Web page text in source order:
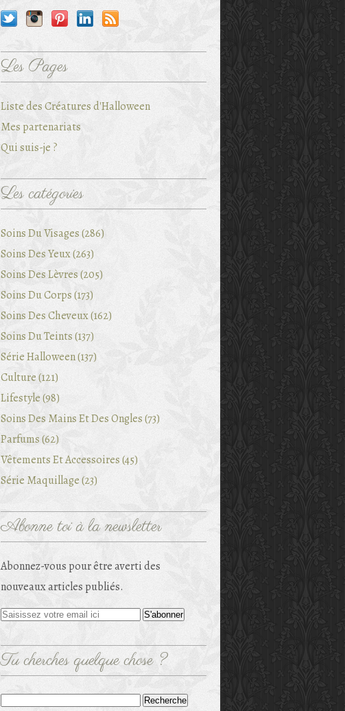
Les Pages
Liste des Créatures d'Halloween
Mes partenariats
Qui suis-je ?
Les catégories
Soins Du Visages (286)
Soins Des Yeux (263)
Soins Des Lèvres (205)
Soins Du Corps (173)
Soins Des Cheveux (162)
Soins Du Teints (137)
Série Halloween (137)
Culture (121)
Lifestyle (98)
Soins Des Mains Et Des Ongles (73)
Parfums (62)
Vêtements Et Accessoires (45)
Série Maquillage (23)
Abonne toi à la newsletter
Abonnez-vous pour être averti des
nouveaux articles publiés.
Tu cherches quelque chose ?